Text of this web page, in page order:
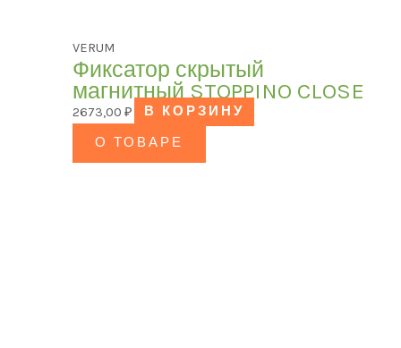
VERUM
Фиксатор скрытый
магнитный STOPPINO CLOSE
2673,00 ₽
В КОРЗИНУ
О ТОВАРЕ